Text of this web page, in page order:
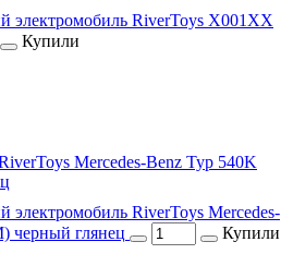
электромобиль RiverToys X001XX
Купили
Mercedes-Benz Typ 540K
электромобиль RiverToys Mercedes-
черный глянец
Купили